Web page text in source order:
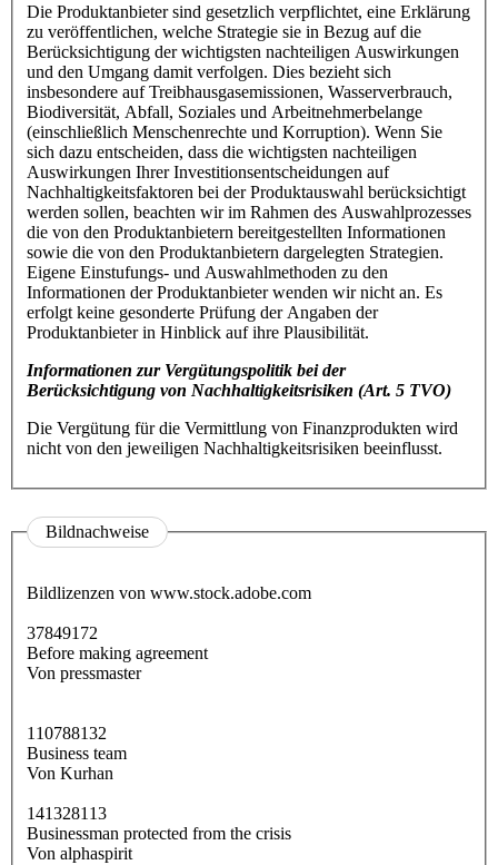
Die Produktanbieter sind gesetzlich verpflichtet, eine Erklärung
zu veröffentlichen, welche Strategie sie in Bezug auf die
Berücksichtigung der wichtigsten nachteiligen Auswirkungen
und den Umgang damit verfolgen. Dies bezieht sich
insbesondere auf Treibhausgasemissionen, Wasserverbrauch,
Biodiversität, Abfall, Soziales und Arbeitnehmerbelange
(einschließlich Menschenrechte und Korruption). Wenn Sie
sich dazu entscheiden, dass die wichtigsten nachteiligen
Auswirkungen Ihrer Investitionsentscheidungen auf
Nachhaltigkeitsfaktoren bei der Produktauswahl berücksichtigt
werden sollen, beachten wir im Rahmen des Auswahlprozesses
die von den Produktanbietern bereitgestellten Informationen
sowie die von den Produktanbietern dargelegten Strategien.
Eigene Einstufungs- und Auswahlmethoden zu den
Informationen der Produktanbieter wenden wir nicht an. Es
erfolgt keine gesonderte Prüfung der Angaben der
Produktanbieter in Hinblick auf ihre Plausibilität.
Informationen zur Vergütungspolitik bei der
Berücksichtigung von Nachhaltigkeitsrisiken (Art. 5 TVO)
Die Vergütung für die Vermittlung von Finanzprodukten wird
nicht von den jeweiligen Nachhaltigkeitsrisiken beeinflusst.
Bildnachweise
Bildlizenzen von www.stock.adobe.com
37849172
Before making agreement
Von pressmaster
110788132
Business team
Von Kurhan
141328113
Businessman protected from the crisis
Von alphaspirit